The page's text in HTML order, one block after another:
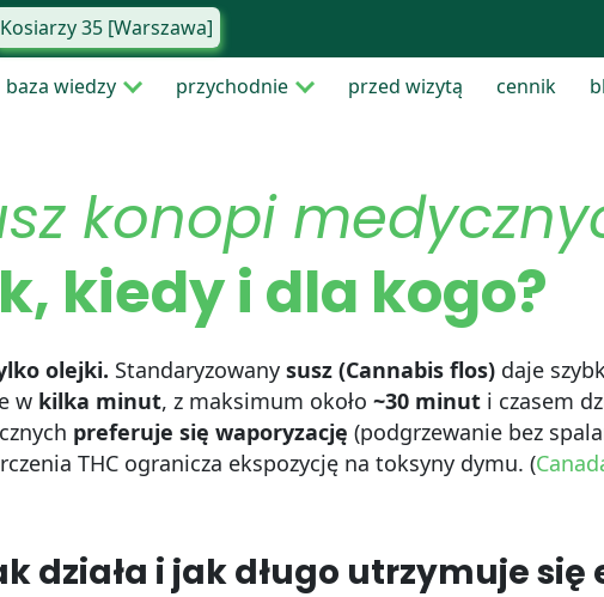
Kosiarzy 35 [Warszawa]
baza wiedzy
przychodnie przed wizytą cennik
konopi
kiedy i dla kogo?
olejki. Standaryzowany susz (Cannabis flos) daje
w kilka minut, z maksimum około ~30 minut i czasem
preferuje się waporyzację (podgrzewanie bez
THC ogranicza ekspozycję na toksyny dymu. (
działa i jak długo utrzymuje się